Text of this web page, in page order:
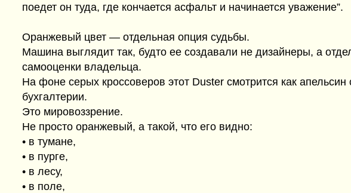
поедет он туда, где кончается асфальт и начинается уважение”.
Оранжевый цвет — отдельная опция судьбы.
Машина выглядит так, будто ее создавали не дизайнеры, а
самооценки владельца.
На фоне серых кроссоверов этот Duster смотрится как апельсин
бухгалтерии.
Это мировоззрение.
Не просто оранжевый, а такой, что его видно:
• в тумане,
• в пурге,
• в лесу,
• в поле,